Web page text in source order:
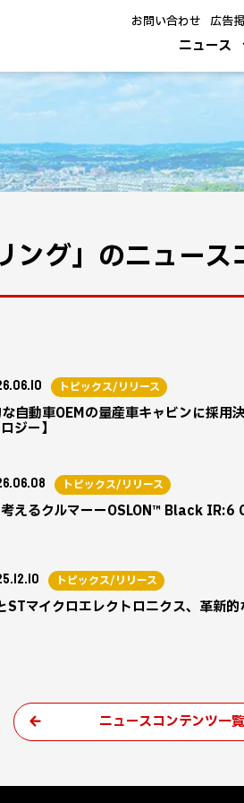
ニュース
お問い合わせ 広告
ング」のニュー
自動車OEMの量産車キャビンに採
ジー】
トピックス/リリース
えるクルマーーOSLON™ Black
トピックス/リリース
STマイクロエレクトロニクス、革新
トピックス/リリース
ニュースコンテンツ一